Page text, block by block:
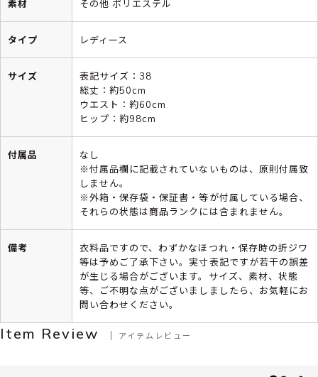
素材 その他 ポリエステル
タイプ レディース
サイズ
表記サイズ：38
総丈：約50cm
ウエスト：約60cm
ヒップ：約98cm
付属品
なし
※付属品欄に記載されていないものは、原則付属致
しません。
※外箱・保存袋・保証書・等が付属している場合、
それらの状態は商品ランクには含まれません。
備考
衣料品ですので、わずかなほつれ・保存時の折ジワ
等は予めご了承下さい。実寸表記ですが若干の誤差
が生じる場合がございます。サイズ、素材、状態
等、ご不明な点がございましましたら、お気軽にお
問い合わせください。
Item Review アイテムレビュー